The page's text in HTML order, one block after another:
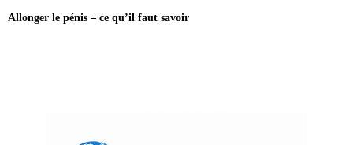
Allonger le pénis – ce qu’il faut savoir